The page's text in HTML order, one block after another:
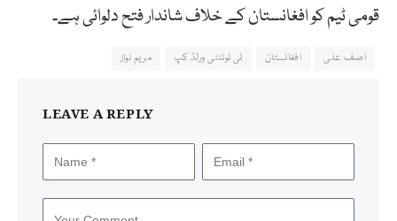
قومی ٹیم کو افغانستان کے خلاف شاندار فتح دلوائی ہے۔
اصف علی افغانستان ٹی ٹوئنٹی ورلڈ کپ مریم نواز
LEAVE A REPLY